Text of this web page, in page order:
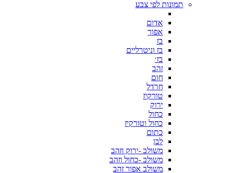
תמונות לפי צבע
אדום
אפור
בז
בז וניטרליים
בז׳
זהב
חום
חרדל
טורקיז
ירוק
כחול
כחול וטורקיז
כתום
לבן
משולב -ירוק וזהב
משולב -כחול וזהב
משולב אפור זהב